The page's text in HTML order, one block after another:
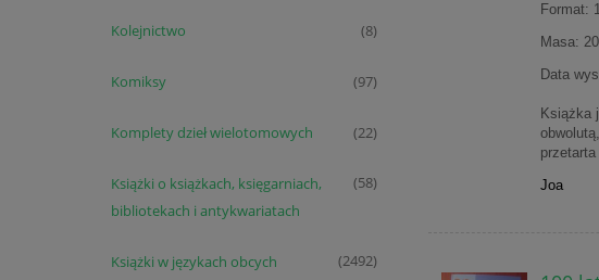
Kolejnictwo (8)
Komiksy (97)
Komplety dzieł wielotomowych (22)
Książki o książkach, księgarniach,
bibliotekach i antykwariatach
(58)
Książki w językach obcych (2492)
Format:
Masa:
Data
Książka
Joa